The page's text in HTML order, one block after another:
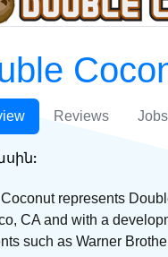
Reviews Jobs
represents
CA and with a
such as Warner